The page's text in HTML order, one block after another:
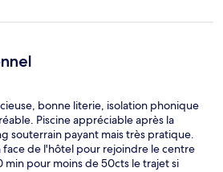
bonne literie, isolation phonique
Piscine appréciable après la
souterrain payant mais très pratique.
de l'hôtel pour rejoindre le centre
pour moins de 50cts le trajet si